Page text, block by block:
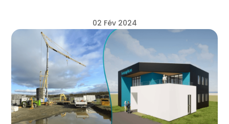
02 Fév 2024